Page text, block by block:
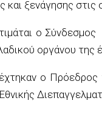
και ξενάγησης
ο Σύνδεσμος
οργάνου της
ο Πρόεδρος